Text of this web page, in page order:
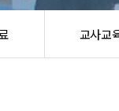
교사교